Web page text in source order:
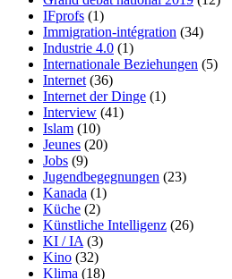
IFprofs (1)
Immigration-intégration (34)
Industrie 4.0 (1)
Internationale Beziehungen (5)
Internet (36)
Internet der Dinge (1)
Interview (41)
Islam (10)
Jeunes (20)
Jobs (9)
Jugendbegegnungen (23)
Kanada (1)
Küche (2)
Künstliche Intelligenz (26)
KI / IA (3)
Kino (32)
Klima (18)